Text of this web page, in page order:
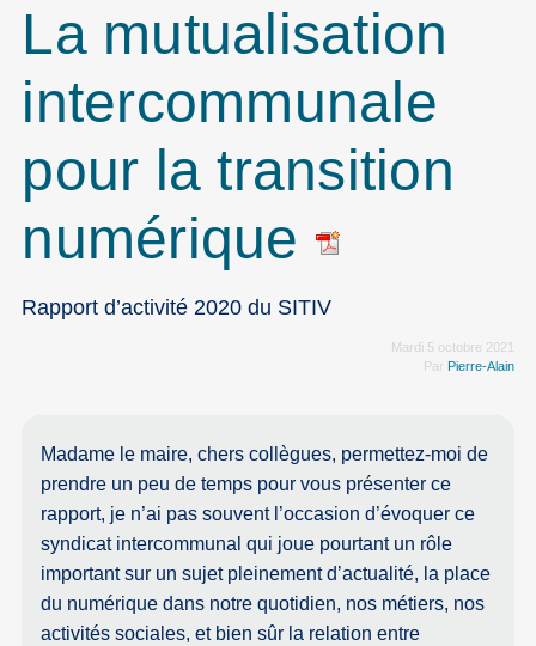
La mutualisation
intercommunale
pour la transition
numérique
Rapport d’activité 2020 du SITIV
Mardi 5 octobre 2021
Par Pierre-Alain
Madame le maire, chers collègues, permettez-moi de
prendre un peu de temps pour vous présenter ce
rapport, je n’ai pas souvent l’occasion d’évoquer ce
syndicat intercommunal qui joue pourtant un rôle
important sur un sujet pleinement d’actualité, la place
du numérique dans notre quotidien, nos métiers, nos
activités sociales, et bien sûr la relation entre